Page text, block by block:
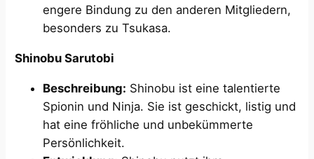
engere Bindung zu den anderen Mitgliedern,
besonders zu Tsukasa.
Shinobu Sarutobi
Beschreibung: Shinobu ist eine talentierte
Spionin und Ninja. Sie ist geschickt, listig und
hat eine fröhliche und unbekümmerte
Persönlichkeit.